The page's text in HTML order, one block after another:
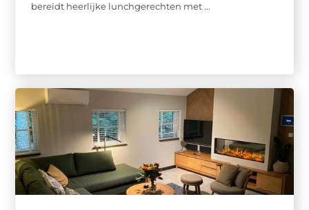
bereidt heerlijke lunchgerechten met ...